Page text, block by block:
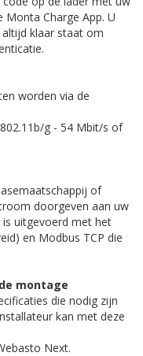
Charge App. U
klaar staat om
worden via de
g - 54 Mbit/s of
of
doorgeven aan uw
uitgevoerd met het
en Modbus TCP die
montage
die nodig zijn
kan met deze
Next.